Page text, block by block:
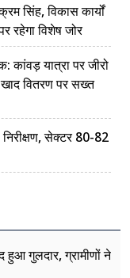
सिंह, विकास कार्यों
विशेष जोर
कांवड़ यात्रा पर जीरो
खाद वितरण पर सख्त
सेक्टर 80-82
हुआ गुलदार, ग्रामीणों ने